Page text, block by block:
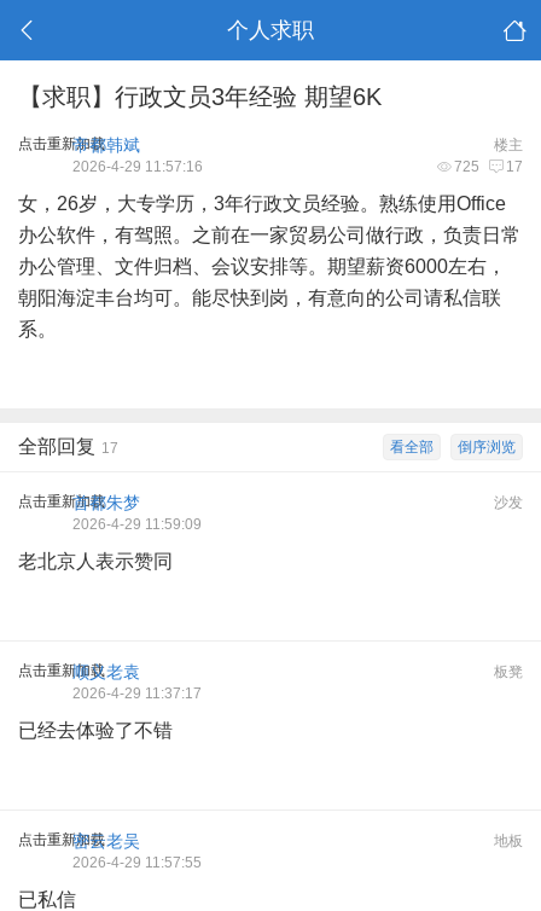
个人求职
【求职】行政文员3年经验 期望6K
点击重新加载 楼主
帝都韩斌
725 17
2026-4-29 11:57:16
女，26岁，大专学历，3年行政文员经验。熟练使用Office
办公软件，有驾照。之前在一家贸易公司做行政，负责日常
办公管理、文件归档、会议安排等。期望薪资6000左右，
朝阳海淀丰台均可。能尽快到岗，有意向的公司请私信联
系。
倒序浏览
看全部
全部回复 17
点击重新加载 沙发
首都朱梦
2026-4-29 11:59:09
老北京人表示赞同
点击重新加载 板凳
顺义老袁
2026-4-29 11:37:17
已经去体验了不错
点击重新加载 地板
密云老吴
2026-4-29 11:57:55
已私信